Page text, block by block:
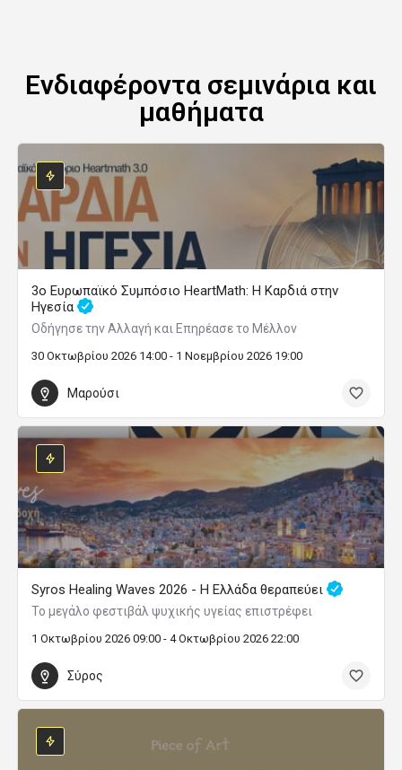
Ενδιαφέροντα σεμινάρια και
μαθήματα
3ο Ευρωπαϊκό Συμπόσιο HeartMath: Η Καρδιά στην
Ηγεσία
Οδήγησε την Αλλαγή και Επηρέασε το Μέλλον
30 Οκτωβρίου 2026 14:00 - 1 Νοεμβρίου 2026 19:00
Μαρούσι
Syros Healing Waves 2026 - Η Ελλάδα θεραπεύει
Το μεγάλο φεστιβάλ ψυχικής υγείας επιστρέφει
1 Οκτωβρίου 2026 09:00 - 4 Οκτωβρίου 2026 22:00
Σύρος